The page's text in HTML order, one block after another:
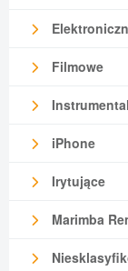
Filmowe
iPhone
Irytujące
Marimba